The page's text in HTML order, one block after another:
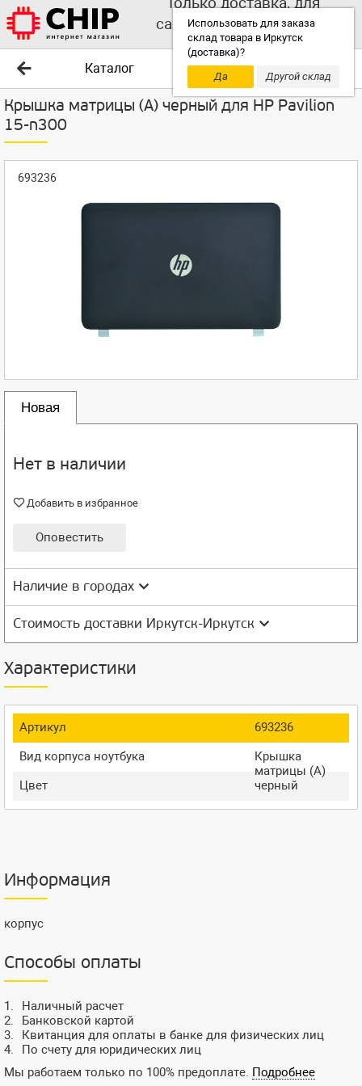
Использовать для заказа
склад товара в Иркутск
(доставка)?
Да
Другой склад
самовывоза выбирайте
другой склад!
Каталог
Крышка матрицы (A) черный для HP Pavilion
15-n300
693236
Новая
Нет в наличии
Добавить в избранное
Оповестить
Наличие в городах
Стоимость доставки Иркутск-Иркутск
Характеристики
Артикул
693236
Вид корпуса ноутбука
Крышка
матрицы (A)
Цвет
черный
Информация
корпус
Способы оплаты
Наличный расчет
Банковской картой
Квитанция для оплаты в банке для физических лиц
По счету для юридических лиц
Мы работаем только по 100% предоплате. Подробнее